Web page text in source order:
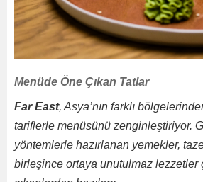
Menüde Öne Çıkan Tatlar
Far East, Asya’nın farklı
tariflerle menüsünü zenginleştiriyor.
yöntemlerle hazırlanan yemekler,
birleşince ortaya unutulmaz lezzetler